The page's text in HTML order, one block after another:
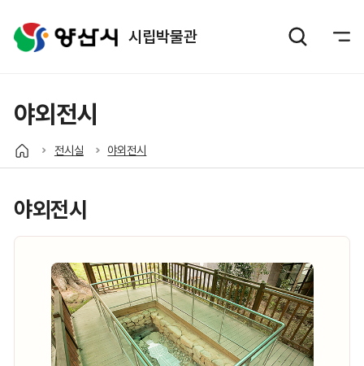
시립박물관
야외전시
전시실 야외전시
야외전시